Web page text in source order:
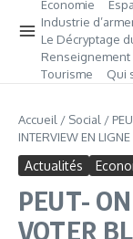
Economie
Industrie
Le Décryptage
Renseignement
Tourisme
Qui
Accueil / Social /
INTERVIEW EN LIGNE
Actualités
PEUT-
VOTER